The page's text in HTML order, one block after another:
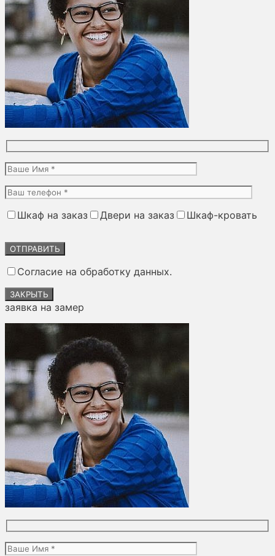
Шкаф на заказ Двери на заказ
Шкаф-кровать
это
пустым.
Согласие на обработку данных.
ЗАКРЫТЬ
заявка на замер